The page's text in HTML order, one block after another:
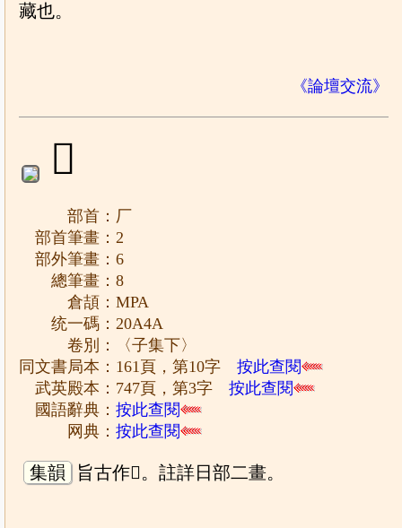
藏也。
《論壇交流》
𠩊
部首：厂
部首筆畫：2
部外筆畫：6
總筆畫：8
倉頡：MPA
统一碼：20A4A
卷別：〈子集下〉
同文書局本：161頁，第10字按此查閱
武英殿本：747頁，第3字按此查閱
國語辭典：按此查閱
网典：按此查閱
集韻 旨古作𠩊。註詳日部二畫。